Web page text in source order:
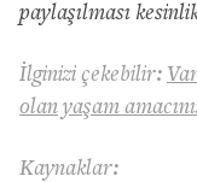
paylaşılması
İlginizi çekebilir:
olan yaşam
Kaynaklar: